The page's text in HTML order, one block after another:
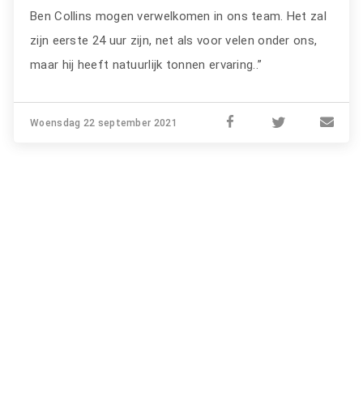
Ben Collins mogen verwelkomen in ons team. Het zal
zijn eerste 24 uur zijn, net als voor velen onder ons,
maar hij heeft natuurlijk tonnen ervaring..”
Woensdag 22 september 2021